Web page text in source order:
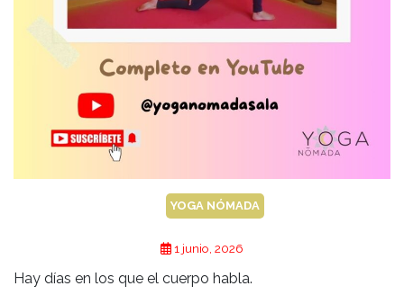
YOGA NÓMADA
1 junio, 2026
Hay días en los que el cuerpo habla.